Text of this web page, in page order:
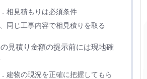
相見積もりは必須条件
同じ工事内容で相見積りを取る
の見積り金額の提示前には現地確
建物の現況を正確に把握してもら